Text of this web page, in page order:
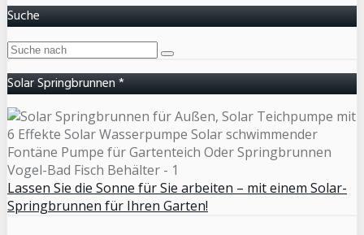
Suche
Solar Springbrunnen *
Lassen Sie die Sonne für Sie arbeiten – mit einem Solar-
Springbrunnen für Ihren Garten!